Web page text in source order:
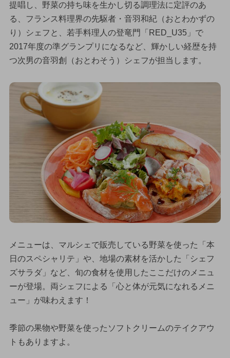
提唱し、野菜の持ち味を生かし切る調理法に定評のあ
る、フランス料理界の先駆者・音羽和紀（おとわかずの
り）シェフと、若手料理人の登竜門「RED_U35」で
2017年度の準グランプリになるなど、輝かしい経歴を持
つ次男の音羽創（おとわそう）シェフが担当します。
メニューは、マルシェで販売している野菜を使った「本
日のスペシャリテ」や、地場の素材を活かした「シェフ
ズサラダ」など、旬の食材を使用したここだけのメニュ
ーが登場。両シェフによる「心と体が元気になれるメニ
ュー」が味わえます！
季節の果物や野菜を使ったソフトクリームのテイクアウ
トもありますよ。